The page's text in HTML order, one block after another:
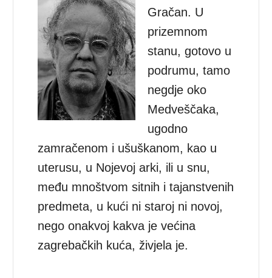
Gračan. U
prizemnom
stanu, gotovo u
podrumu, tamo
negdje oko
Medveščaka,
ugodno
zamračenom i ušuškanom, kao u
uterusu, u Nojevoj arki, ili u snu,
među mnoštvom sitnih i tajanstvenih
predmeta, u kući ni staroj ni novoj,
nego onakvoj kakva je većina
zagrebačkih kuća, živjela je.